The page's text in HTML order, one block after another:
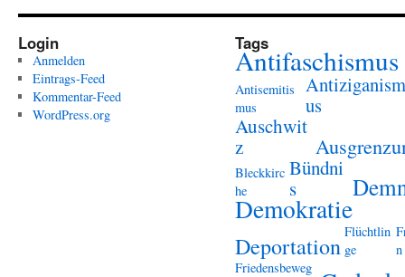
Login
Anmelden
Eintrags-Feed
Kommentar-Feed
WordPress.org
Tags
Antifaschismus
Antisemitis
mus
Antiziganism
us
Auschwit
z
Bleckkirc
he
Bündni
s
Demokratie
Deportation
Flüchtlin
ge
n
Friedensbeweg